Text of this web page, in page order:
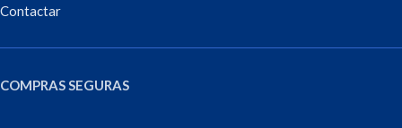
Contactar
COMPRAS SEGURAS